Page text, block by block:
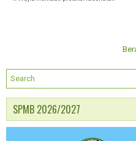
SPMB 2026/2027